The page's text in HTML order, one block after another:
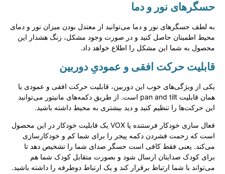
حسگرهای نور و دما
به لطف حسگرهای نور و دما می‌توانید از معتدل بودن میزان نور و دمای
محیط اطمینان حاصل کنید و در صورت وجود مشکل، زنگ هشدار این
محصول به شما این مشکل را اطلاع خواهد داد.
قابلیت حرکت افقی و عمودیِ دوربین
یکی از ویژگی‌های خوب این دوربین، قابلیت حرکت افقی و عمودی یا
همان قابلیت pan and tilt است. از طریق‌ دکمه‌های مانیتور می‌توانید
این حرکت‌ها را تنظیم کنید و دید بیشتری به محیط داشته باشید.
فعال سازی خودکار فرستنده یا VOX یک قابلیت خودکار در این محصول
است که زحمت فشردن دکمه پیجر را برای شما کم و خودکارسازی
می‌کند. یعنی فقط کافی است حسگر صدای شما را تشخیص دهد تا
برای کودک صدایتان ارسال شود و بصورت متقابل کودک شما هم
می‌تواند با شما ارتباط برقرار کند و یک ارتباط دوطرفه را داشته باشید.